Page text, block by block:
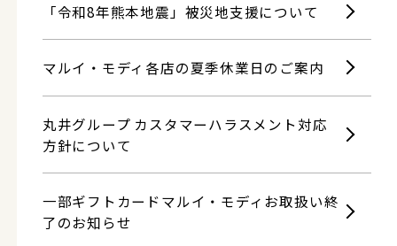
「令和8年熊本地震」被災地支援について
マルイ・モディ各店の夏季休業日のご案内
丸井グループ カスタマーハラスメント対応
方針について
一部ギフトカードマルイ・モディお取扱い終
了のお知らせ